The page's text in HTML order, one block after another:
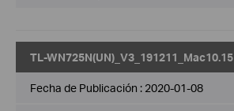
TL-WN725N(UN)_V3_191211_Mac10.15
Fecha de Publicación : 2020-01-08